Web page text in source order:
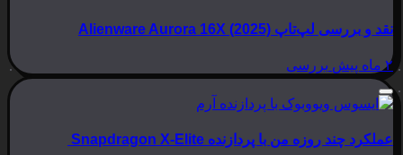
نقد و بررسی لپ‌تاپ Alienware Aurora 16X (2025)
۲ ماه پیش بررسی
عملکرد چند روزه من با پردازنده Snapdragon X-Elite